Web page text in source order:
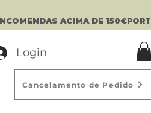
Login
Cancelamento de Pedido